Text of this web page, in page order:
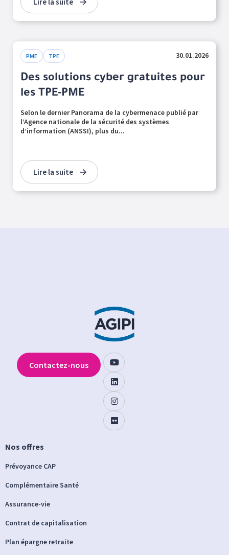
PME TPE 30.01.2026
Des solutions cyber gratuites pour
les TPE-PME
Selon le dernier Panorama de la cybermenace publié par
l’Agence nationale de la sécurité des systèmes
d’information (ANSSI), plus du...
Lire la suite
Nos offres
Prévoyance CAP
Complémentaire Santé
Assurance-vie
Contrat de capitalisation
Plan épargne retraite
Contactez-nous